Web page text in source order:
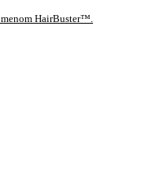
HairBuster™.